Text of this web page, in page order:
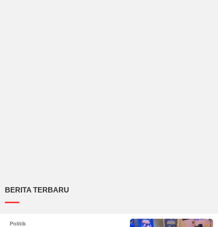
BERITA TERBARU
Politik